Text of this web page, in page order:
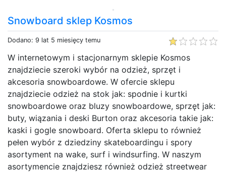
Snowboard sklep Kosmos
Dodano: 9 lat 5 miesięcy temu
W internetowym i stacjonarnym sklepie Kosmos
znajdziecie szeroki wybór na odzież, sprzęt i
akcesoria snowboardowe. W ofercie sklepu
znajdziecie odzież na stok jak: spodnie i kurtki
snowboardowe oraz bluzy snowboardowe, sprzęt jak:
buty, wiązania i deski Burton oraz akcesoria takie jak:
kaski i gogle snowboard. Oferta sklepu to również
pełen wybór z dziedziny skateboardingu i spory
asortyment na wake, surf i windsurfing. W naszym
asortymencie znajdziesz również odzież streetwear